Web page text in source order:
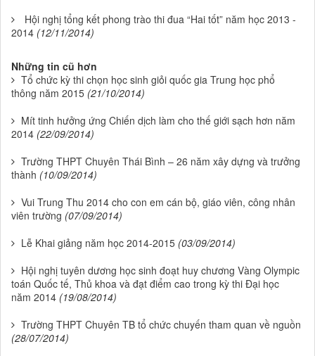
Hội nghị tổng kết phong trào thi đua “Hai tốt” năm học 2013 -
2014 (12/11/2014)
Những tin cũ hơn
Tổ chức kỳ thi chọn học sinh giỏi quốc gia Trung học phổ
thông năm 2015 (21/10/2014)
Mít tinh hưởng ứng Chiến dịch làm cho thế giới sạch hơn năm
2014 (22/09/2014)
Trường THPT Chuyên Thái Bình – 26 năm xây dựng và trưởng
thành (10/09/2014)
Vui Trung Thu 2014 cho con em cán bộ, giáo viên, công nhân
viên trường (07/09/2014)
Lễ Khai giảng năm học 2014-2015 (03/09/2014)
Hội nghị tuyên dương học sinh đoạt huy chương Vàng Olympic
toán Quốc tế, Thủ khoa và đạt điểm cao trong kỳ thi Đại học
năm 2014 (19/08/2014)
Trường THPT Chuyên TB tổ chức chuyến tham quan về nguồn
(28/07/2014)